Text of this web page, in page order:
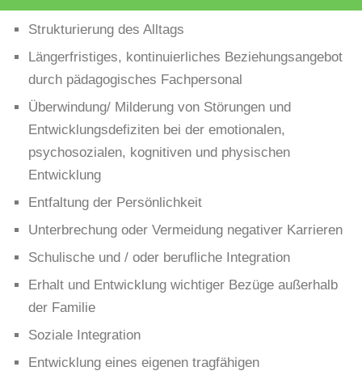
Strukturierung des Alltags
Längerfristiges, kontinuierliches Beziehungsangebot
durch pädagogisches Fachpersonal
Überwindung/ Milderung von Störungen und
Entwicklungsdefiziten bei der emotionalen,
psychosozialen, kognitiven und physischen
Entwicklung
Entfaltung der Persönlichkeit
Unterbrechung oder Vermeidung negativer Karrieren
Schulische und / oder berufliche Integration
Erhalt und Entwicklung wichtiger Bezüge außerhalb
der Familie
Soziale Integration
Entwicklung eines eigenen tragfähigen